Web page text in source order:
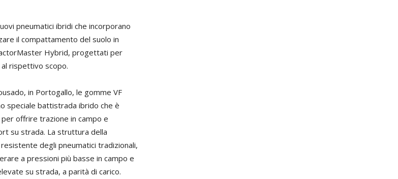
pneumatici ibridi che incorporano
il compattamento del suolo in
Hybrid, progettati per
rispettivo scopo.
in Portogallo, le gomme VF
speciale battistrada ibrido che è
offrire trazione in campo e
su strada. La struttura della
degli pneumatici tradizionali,
a pressioni più basse in campo e
su strada, a parità di carico.